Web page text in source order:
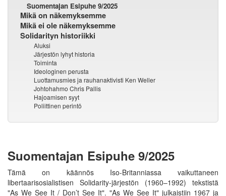
Suomentajan Esipuhe 9/2025
Mikä on näkemyksemme
Mikä ei ole näkemyksemme
Solidarityn historiikki
Aluksi
Järjestön lyhyt historia
Toiminta
Ideologinen perusta
Luottamusmies ja rauhanaktivisti Ken Weller
Johtohahmo Chris Pallis
Hajoamisen syyt
Poliittinen perintö
Suomentajan Esipuhe 9/2025
Tämä on käännös Iso-Britanniassa vaikuttaneen
libertaarisosialistisen Solidarity-järjestön (1960–1992) tekstistä
"As We See It / Don’t See It". "As We See It" julkaistiin 1967 ja